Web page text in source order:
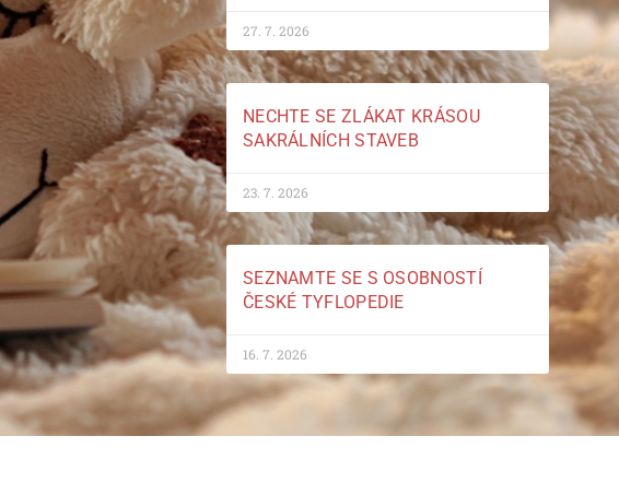
27. 7. 2026
NECHTE SE ZLÁKAT KRÁSOU
SAKRÁLNÍCH STAVEB
23. 7. 2026
SEZNAMTE SE S OSOBNOSTÍ
ČESKÉ TYFLOPEDIE
16. 7. 2026